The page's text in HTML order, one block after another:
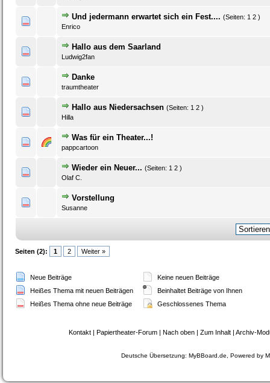
Und jedermann erwartet sich ein Fest.... (Seiten: 1 2 )
Enrico
0 Bewertung(en) - 0 von 5 durchschnittlich
1234 5
Hallo aus dem Saarland
Ludwig2fan
0 Bewertung(en) - 0 von 5 durchschnittlich
123 45
Danke
traumtheater
0 Bewertung(en) - 0 von 5 durchschnittlich
Hallo aus Niedersachsen (Seiten: 1 2 )
Hilla
0 Bewertung(en) - 0 von 5 durchschnittlich
12345
Was für ein Theater...!
pappcartoon
0 Bewertung(en) - 0 von 5 durchschnittlich
1 2 345
Wieder ein Neuer... (Seiten: 1 2 )
Olaf C.
0 Bewertung(en) - 0 von 5 durchschnittlich
12345
Vorstellung
Susanne
0 Bewertung(en) - 0 von 5 durchschnittlich
1
Seiten (2): 1 2 Weiter »
Neue Beiträge
Heißes Thema mit neuen Beiträgen
Heißes Thema ohne neue Beiträge
Keine neuen Beiträge
Beinhaltet Beiträge von Ihnen
Geschlossenes Thema
Kontakt | Papiertheater-Forum | Nach oben | Zum Inhalt | Archiv-
Deutsche Übersetzung: MyBBoard.de , Powered by